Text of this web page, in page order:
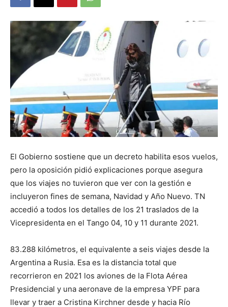
::
La
Verdad
es
que
El Gobierno sostiene que un decreto habilita esos vuelos,
pero la oposición pidió explicaciones porque asegura
que los viajes no tuvieron que ver con la gestión e
incluyeron fines de semana, Navidad y Año Nuevo. TN
accedió a todos los detalles de los 21 traslados de la
Vicepresidenta en el Tango 04, 10 y 11 durante 2021.
83.288 kilómetros, el equivalente a seis viajes desde la
Argentina a Rusia. Esa es la distancia total que
recorrieron en 2021 los aviones de la Flota Aérea
Presidencial y una aeronave de la empresa YPF para
llevar y traer a Cristina Kirchner desde y hacia Río